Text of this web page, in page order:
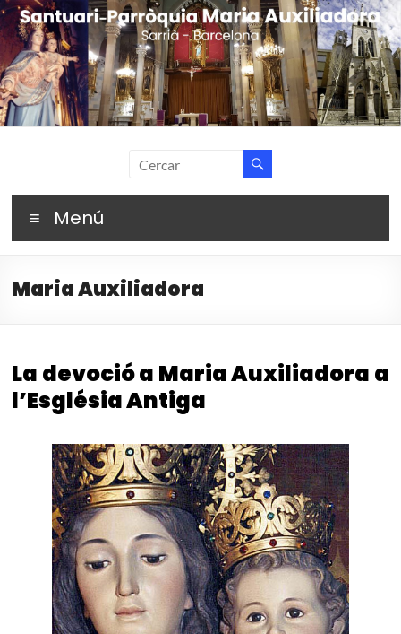
Skip
to
content
Santuari Parròquia
Maria Auxiliadora –
Sarrià (Barcelona)
Fent camí amb Maria
Menú
Maria Auxiliadora
La devoció a Maria Auxiliadora a
l’Església Antiga